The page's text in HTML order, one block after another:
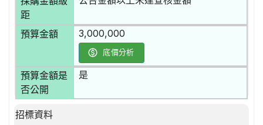
距
預算金額 3,000,000
底價分析
預算金額是
否公開
是
招標資料